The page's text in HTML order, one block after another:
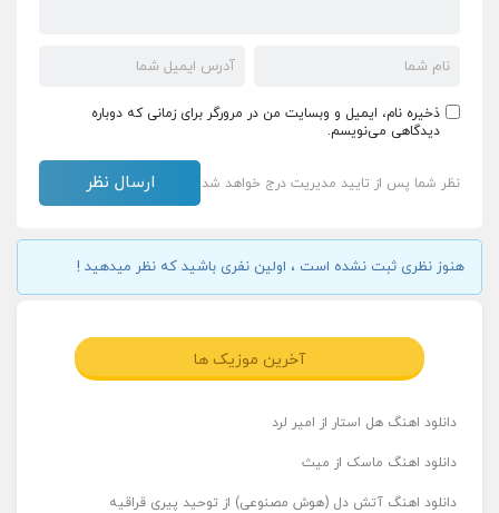
ذخیره نام، ایمیل و وبسایت من در مرورگر برای زمانی که دوباره
دیدگاهی می‌نویسم.
نظر شما پس از تایید مدیریت درج خواهد شد
هنوز نظری ثبت نشده است ، اولین نفری باشید که نظر میدهید !
آخرین موزیک ها
دانلود اهنگ هل استار از امیر لرد
دانلود اهنگ ماسک از میث
دانلود اهنگ آتش دل (هوش مصنوعی) از توحید پیری قراقیه